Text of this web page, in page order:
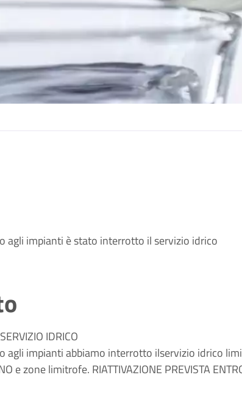
agli impianti è stato interrotto il servizio idrico
IDRICO
agli impianti abbiamo interrotto ilservizio idrico
e zone limitrofe. RIATTIVAZIONE PREVISTA